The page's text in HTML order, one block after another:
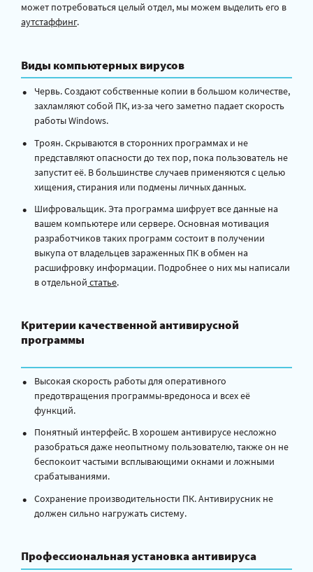
может потребоваться целый отдел, мы можем выделить его в
аутстаффинг.
Виды компьютерных вирусов
Червь. Создают собственные копии в большом количестве,
захламляют собой ПК, из-за чего заметно падает скорость
работы Windows.
Троян. Скрываются в сторонних программах и не
представляют опасности до тех пор, пока пользователь не
запустит её. В большинстве случаев применяются с целью
хищения, стирания или подмены личных данных.
Шифровальщик. Эта программа шифрует все данные на
вашем компьютере или сервере. Основная мотивация
разработчиков таких программ состоит в получении
выкупа от владельцев зараженных ПК в обмен на
расшифровку информации. Подробнее о них мы написали
в отдельной статье.
Критерии качественной антивирусной
программы
Высокая скорость работы для оперативного
предотвращения программы-вредоноса и всех её
функций.
Понятный интерфейс. В хорошем антивирусе несложно
разобраться даже неопытному пользователю, также он не
беспокоит частыми всплывающими окнами и ложными
срабатываниями.
Сохранение производительности ПК. Антивирусник не
должен сильно нагружать систему.
Профессиональная установка антивируса